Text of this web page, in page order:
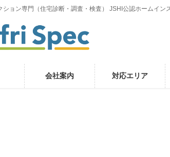
ション専門（住宅診断・調査・検査） JSHI公認ホームイン
会社案内 対応エリア